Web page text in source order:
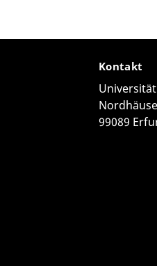
Kontakt
99089